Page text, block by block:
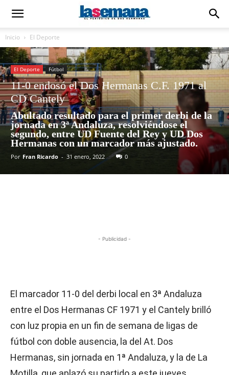
Inicio El Deporte
El Deporte Fútbol
11-0 endosó el Dos Hermanas C.F. 1971 al
CD Cantely
Abultado resultado para el primer derbi de la
jornada en 3ª Andaluza, resolviéndose el
segundo, entre UD Fuente del Rey y UD Dos
Hermanas con un marcador más ajustado.
Por Fran Ricardo - 31 enero, 2022 0
- Publicidad -
El marcador 11-0 del derbi local en 3ª Andaluza
entre el Dos Hermanas CF 1971 y el Cantely brilló
con luz propia en un fin de semana de ligas de
fútbol con doble ausencia, la del At. Dos
Hermanas, sin jornada en 1ª Andaluza, y la de La